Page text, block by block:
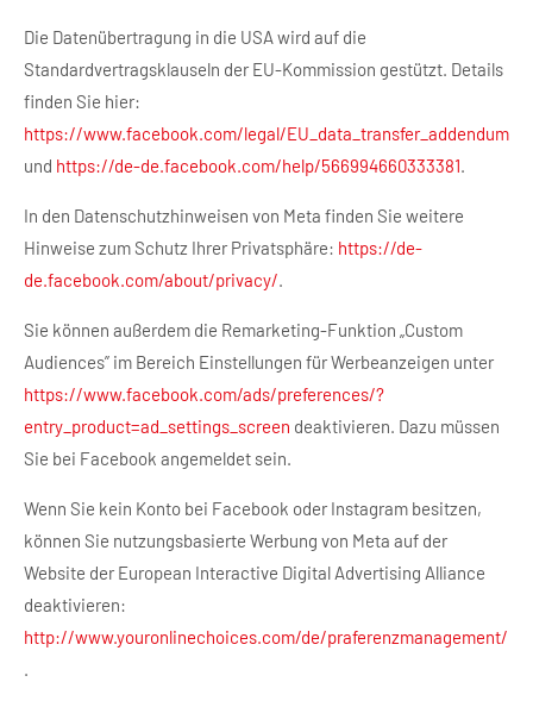
Die Datenübertragung in die USA wird auf die
Standardvertragsklauseln der EU-Kommission gestützt. Details
finden Sie hier:
https://www.facebook.com/legal/EU_data_transfer_addendum
und https://de-de.facebook.com/help/566994660333381.
In den Datenschutzhinweisen von Meta finden Sie weitere
Hinweise zum Schutz Ihrer Privatsphäre: https://de-
de.facebook.com/about/privacy/.
Sie können außerdem die Remarketing-Funktion „Custom
Audiences” im Bereich Einstellungen für Werbeanzeigen unter
https://www.facebook.com/ads/preferences/?
entry_product=ad_settings_screen deaktivieren. Dazu müssen
Sie bei Facebook angemeldet sein.
Wenn Sie kein Konto bei Facebook oder Instagram besitzen,
können Sie nutzungsbasierte Werbung von Meta auf der
Website der European Interactive Digital Advertising Alliance
deaktivieren:
http://www.youronlinechoices.com/de/praferenzmanagement/
.